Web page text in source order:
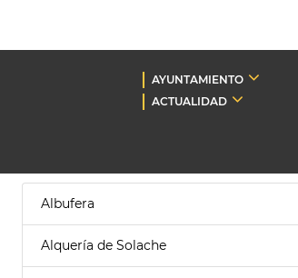
AYUNTAMIENTO
ACTUALIDAD
Albufera
Alquería de Solache